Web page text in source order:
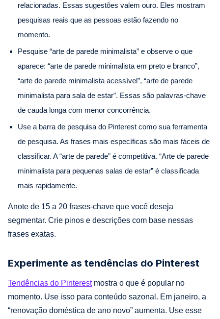
relacionadas. Essas sugestões valem ouro. Eles mostram
pesquisas reais que as pessoas estão fazendo no
momento.
Pesquise “arte de parede minimalista” e observe o que
aparece: “arte de parede minimalista em preto e branco”,
“arte de parede minimalista acessível”, “arte de parede
minimalista para sala de estar”. Essas são palavras-chave
de cauda longa com menor concorrência.
Use a barra de pesquisa do Pinterest como sua ferramenta
de pesquisa. As frases mais específicas são mais fáceis de
classificar. A “arte de parede” é competitiva. “Arte de parede
minimalista para pequenas salas de estar” é classificada
mais rapidamente.
Anote de 15 a 20 frases-chave que você deseja
segmentar. Crie pinos e descrições com base nessas
frases exatas.
Experimente as tendências do Pinterest
Tendências do Pinterestmostra o que é popular no
momento. Use isso para conteúdo sazonal. Em janeiro, a
“renovação doméstica de ano novo” aumenta. Use esse